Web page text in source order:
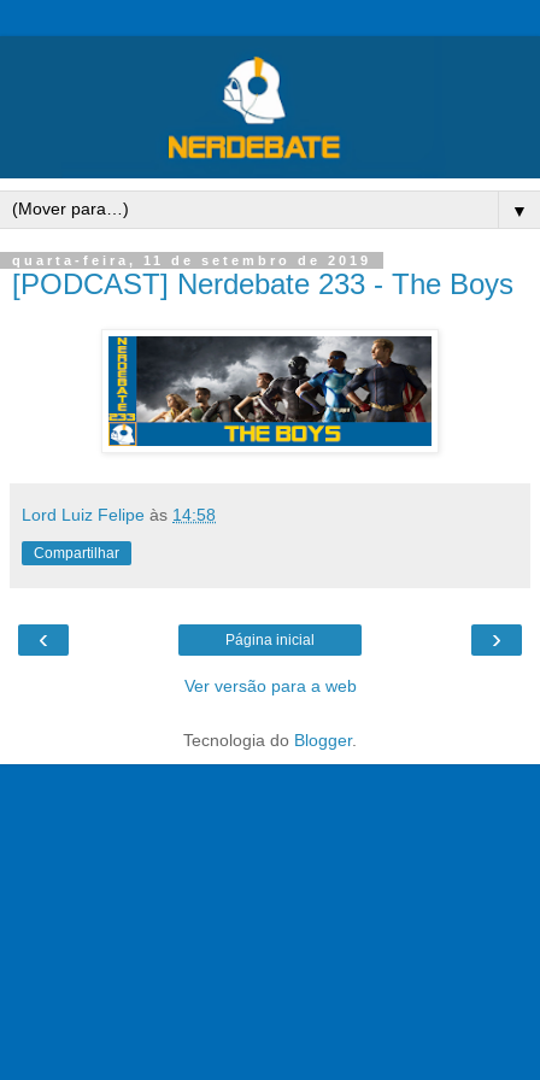
▼
quarta-feira, 11 de setembro de 2019
[PODCAST] Nerdebate 233 - The Boys
Lord Luiz Felipe às 14:58
Compartilhar
‹ ›
Página inicial
Ver versão para a web
Tecnologia do Blogger.